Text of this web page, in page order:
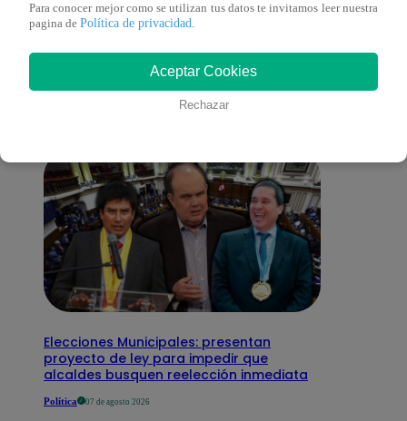
También te puede
interesar
Elecciones Municipales: presentan
proyecto de ley para impedir que
alcaldes busquen reelección inmediata
Política 07 de agosto 2026
Para conocer mejor como se utilizan tus datos te invitamos leer nuestra
pagina de Política de privacidad
Aceptar Cookies
Rechazar